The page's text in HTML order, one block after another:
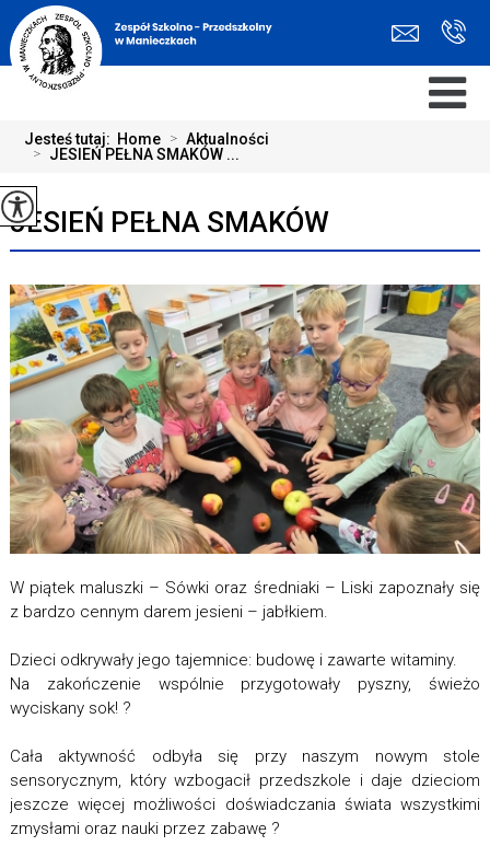
Jesteś tutaj: Home > Aktualności
> JESIEŃ PEŁNA SMAKÓW ...
JESIEŃ PEŁNA SMAKÓW
W piątek maluszki – Sówki oraz średniaki – Liski zapoznały się
z bardzo cennym darem jesieni – jabłkiem.
Dzieci odkrywały jego tajemnice: budowę i zawarte witaminy.
Na zakończenie wspólnie przygotowały pyszny, świeżo
wyciskany sok! ?
Cała aktywność odbyła się przy naszym nowym stole
sensorycznym, który wzbogacił przedszkole i daje dzieciom
jeszcze więcej możliwości doświadczania świata wszystkimi
zmysłami oraz nauki przez zabawę ?